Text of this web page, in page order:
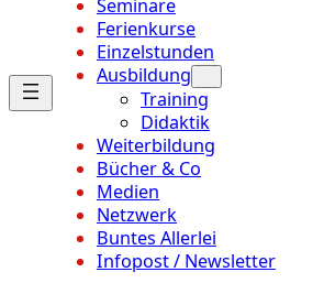
Seminare
Ferienkurse
Einzelstunden
Ausbildung
Training
Didaktik
Weiterbildung
Bücher & Co
Medien
Netzwerk
Buntes Allerlei
Infopost / Newsletter